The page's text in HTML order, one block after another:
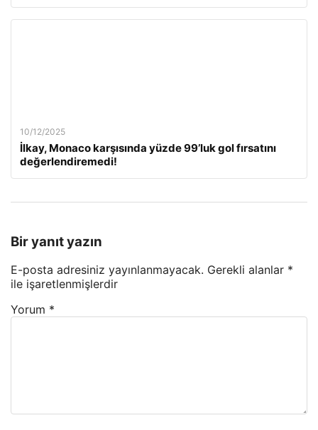
10/12/2025
İlkay, Monaco karşısında yüzde 99’luk gol fırsatını
değerlendiremedi!
Bir yanıt yazın
E-posta adresiniz yayınlanmayacak. Gerekli alanlar *
ile işaretlenmişlerdir
Yorum *